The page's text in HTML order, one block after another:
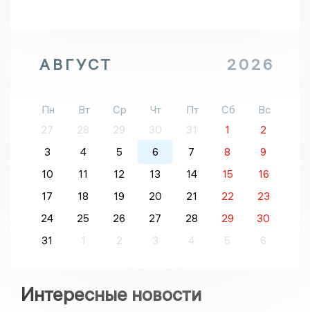
АВГУСТ 2026
Пн Вт Ср Чт Пт Сб
Вс
27
28 29 30 31 1
2
3
4 5 6 7 8
9
10
11 12 13 14 15
16
17
18 19 20 21 22
23
24
25 26 27 28 29
30
31
1 2 3 4 5 6
Интересные новости